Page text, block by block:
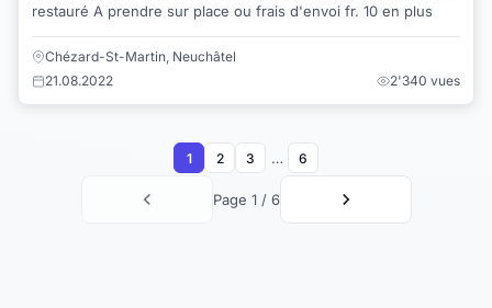
restauré A prendre sur place ou frais d'envoi fr. 10 en plus
Chézard-St-Martin, Neuchâtel
21.08.2022
2'340 vues
Page 1 / 6
1 2 3 … 6